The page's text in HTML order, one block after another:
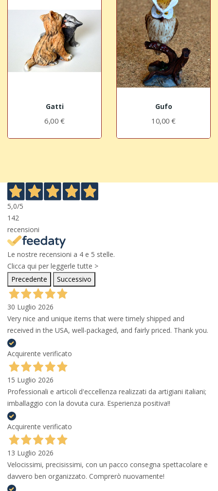
Gatti
6,00 €
Gufo
10,00 €
5,0/5
142
recensioni
Le nostre recensioni a 4 e 5 stelle.
Clicca qui per leggerle tutte >
Precedente
Successivo
30 Luglio 2026
Very nice and unique items that were timely shipped and
received in the USA, well-packaged, and fairly priced. Thank you.
Acquirente verificato
15 Luglio 2026
Professionali e articoli d'eccellenza realizzati da artigiani italiani;
imballaggio con la dovuta cura. Esperienza positiva!!
Acquirente verificato
13 Luglio 2026
Velocissimi, precisissimi, con un pacco consegna spettacolare e
davvero ben organizzato. Comprerò nuovamente!